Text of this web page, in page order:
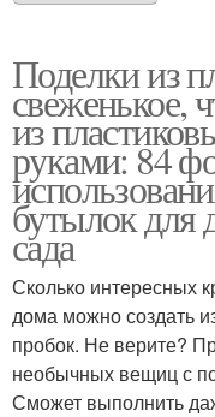
Поделки из
свеженькое,
из
руками: 84
бутылок для
сада
Сколько интересных
дома можно создать
пробок. Не верите?
необычных вещиц с
Сможет выполнить